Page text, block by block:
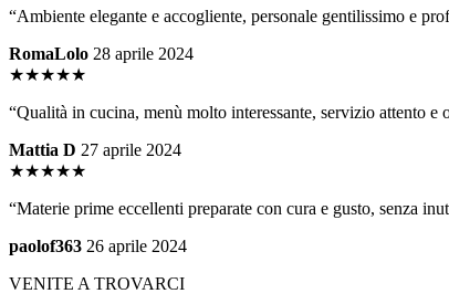
“Ambiente elegante e accogliente, personale gentilissimo e
RomaLolo 28 aprile 2024
★★★★★
“Qualità in cucina, menù molto interessante, servizio attento
Mattia D 27 aprile 2024
★★★★★
“Materie prime eccellenti preparate con cura e gusto, senza
paolof363 26 aprile 2024
VENITE A TROVARCI